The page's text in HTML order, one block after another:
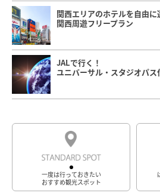
関西エリアのホテルを自由に
関西周遊フリープラン
JALで行く！
ユニバーサル・スタジオパス
一度は行っておきたい
おすすめ観光スポット